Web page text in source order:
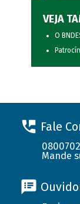
VEJA
O
Fale
Mande